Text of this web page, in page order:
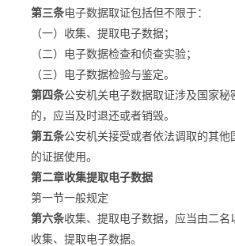
第三条电子数据取证包括但不限于：
（一）收集、提取电子数据；
（二）电子数据检查和侦查实验；
（三）电子数据检验与鉴定。
第四条公安机关电子数据取证涉及国家
的，应当及时退还或者销毁。
第五条公安机关接受或者依法调取的其
的证据使用。
第二章收集提取电子数据
第一节一般规定
第六条收集、提取电子数据，应当由二
收集、提取电子数据。